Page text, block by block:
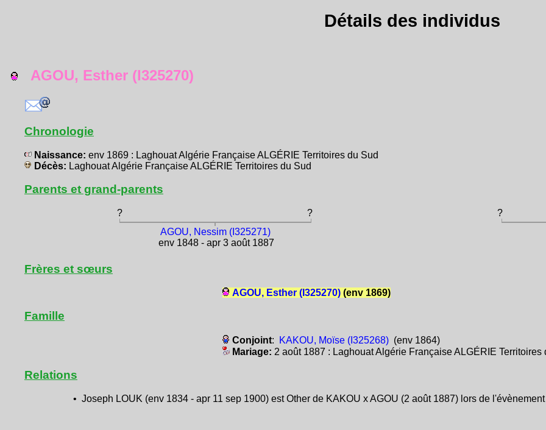
Détails des individus
AGOU, Esther (I325270)
Chronologie
Naissance: env 1869 : Laghouat Algérie Française ALGÉRIE Territoires du Sud
Décès: Laghouat Algérie Française ALGÉRIE Territoires du Sud
Parents et grand-parents
? ?
?
AGOU, Nessim (I325271)
env 1848 - apr 3 août 1887
Frères et sœurs
AGOU, Esther (I325270) (env 1869)
Famille
Conjoint: KAKOU, Moïse (I325268) (env 1864)
Mariage: 2 août 1887 : Laghouat Algérie Française ALGÉRIE Territoires
Relations
• Joseph LOUK (env 1834 - apr 11 sep 1900) est Other de KAKOU x AGOU (2 août 1887) lors de